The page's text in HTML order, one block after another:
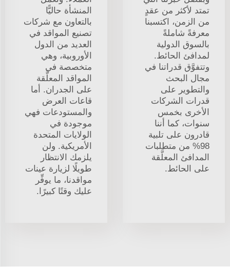
تمتد لأكثر من عقدٍ
من الزمن، اكتسبنا
معرفةً شاملةً
بالسوق الدولية
لمدافئ الحائط.
وتتفوَّق قدراتنا في
مجال البحث
والتطوير على
قدرات الشركات
الأخرى بخمس
سنوات، كما أننا
قادرون على تلبية
98% من متطلبات
المدافئ المعلَّقة
على الحائط.
المنشأة حاليًّا
بالتعاون مع شركات
تصنيع المواقد في
العديد من الدول
الأوروبية، وهي
متخصصة في
المواقد المعلَّقة
على الجدران. أما
قاعات العرض
والمستودعات فهي
موجودة في
الولايات المتحدة
الأمريكية. ولن
يلزمك الانتظار
طويلًا لزيارة عينات
مواقدنا، ما يوفِّر
عليك وقتًا كبيرًا.